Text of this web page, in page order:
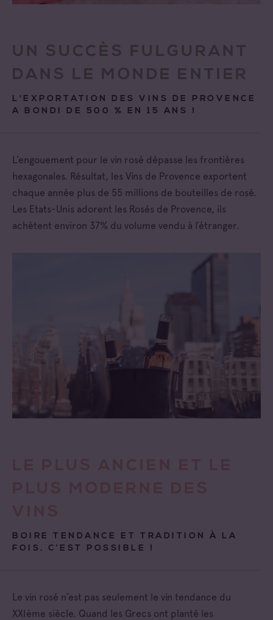
UN SUCCÈS FULGURANT
DANS LE MONDE ENTIER
L'EXPORTATION DES VINS DE PROVENCE
A BONDI DE 500 % EN 15 ANS !
L’engouement pour le vin rosé dépasse les frontières
hexagonales. Résultat, les Vins de Provence exportent
chaque année plus de 55 millions de bouteilles de rosé.
Les Etats-Unis adorent les Rosés de Provence, ils
achètent environ 37% du volume vendu à l’étranger.
BOIRE TENDANCE ET TRADITION À LA
FOIS, C’EST POSSIBLE !
Le vin rosé n’est pas seulement le vin tendance du
XXIème siècle. Quand les Grecs ont planté les